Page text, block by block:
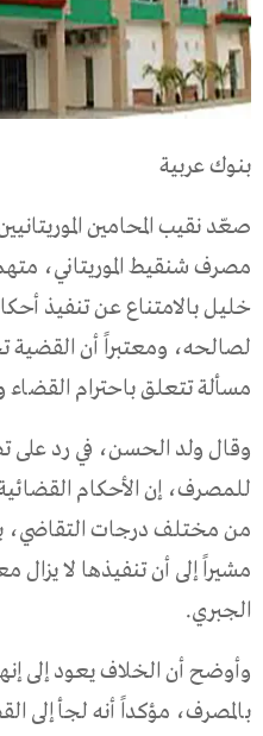
بنوك عربية
صعّد نقيب المحامين
مصرف شنقيط الموريتاني،
خليل بالامتناع عن تنفيذ
لصالحه، ومعتبراً أن القضية
مسألة تتعلق باحترام القضاء
وقال ولد الحسن، في رد على
للمصرف، إن الأحكام
من مختلف درجات التقاضي،
مشيراً إلى أن تنفيذها لا يزال
الجبري.
وأوضح أن الخلاف يعود إلى
بالمصرف، مؤكداً أنه لجأ إلى